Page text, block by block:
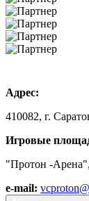
Адрес:
410082, г.
Игровые
"Протон -Арена",
e-mail: